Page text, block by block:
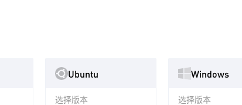
Ubuntu
选择版本
Windows
选择版本